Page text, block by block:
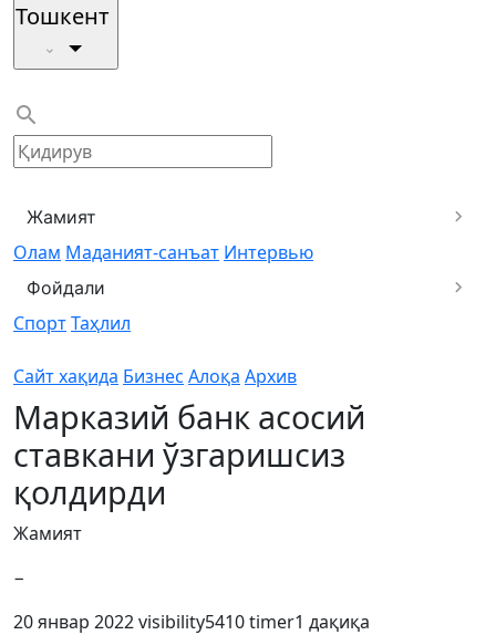
Тошкент
Жамият
Олам Маданият-санъат Интервью
Фойдали
СпортТаҳлил
Сайт хақида Бизнес Алоқа Архив
Марказий банк асосий
ставкани ўзгаришсиз
қолдирди
Жамият
−
20 январ 2022visibility5410timer1 дақиқа